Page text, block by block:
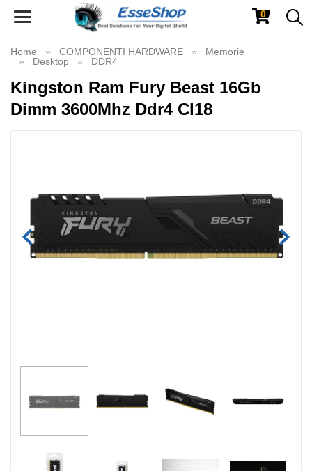
Toggle
0
Home COMPONENTI HARDWARE
Memorie
Desktop
DDR4
Kingston Ram Fury Beast 16Gb
Dimm 3600Mhz Ddr4 Cl18